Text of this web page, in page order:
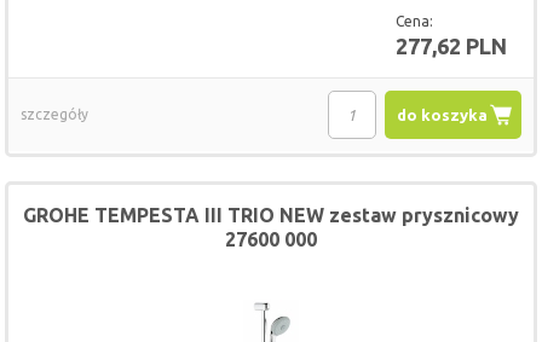
Cena:
277,62 PLN
do koszyka
szczegóły
GROHE TEMPESTA III TRIO NEW zestaw prysznicowy
27600 000